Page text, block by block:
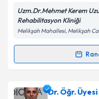
Uzm.Dr.Mehmet Kerem
Rehabilitasyon Kliniği
Melikşah Mahallesi, Melikşah
Randevu
Uzm. Dr. Mehmet
Dr. Öğr.